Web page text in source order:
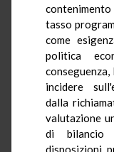
tasso
come
politica
incidere
dalla
valutazione
di bilancio
disposizioni